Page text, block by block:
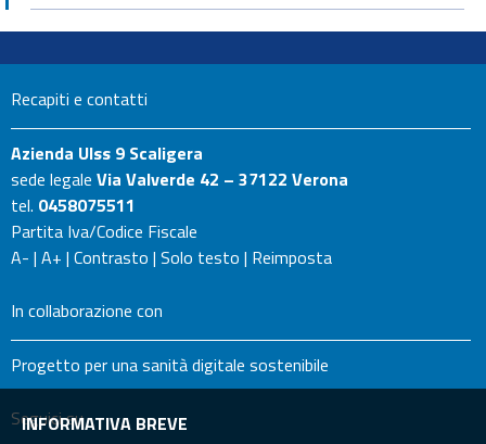
Recapiti e contatti
Azienda Ulss 9 Scaligera
sede legale Via Valverde 42 – 37122 Verona
tel. 0458075511
Partita Iva/Codice Fiscale
A- | A+ | Contrasto | Solo testo | Reimposta
In collaborazione con
Progetto per una sanità digitale sostenibile
Seguici su
INFORMATIVA BREVE